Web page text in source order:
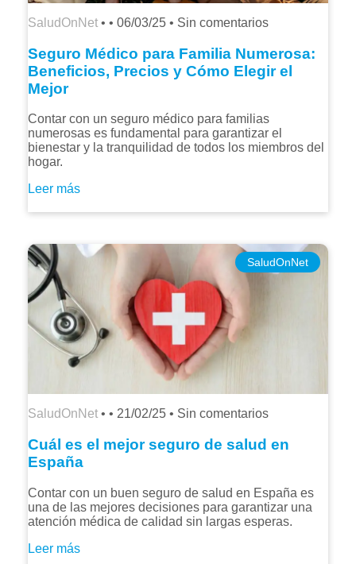
SaludOnNet • • 06/03/25 • Sin comentarios
Seguro Médico para Familia Numerosa:
Beneficios, Precios y Cómo Elegir el
Mejor
Contar con un seguro médico para familias
numerosas es fundamental para garantizar el
bienestar y la tranquilidad de todos los miembros del
hogar.
Leer más
SaludOnNet
SaludOnNet • • 21/02/25 • Sin comentarios
Cuál es el mejor seguro de salud en
España
Contar con un buen seguro de salud en España es
una de las mejores decisiones para garantizar una
atención médica de calidad sin largas esperas.
Leer más